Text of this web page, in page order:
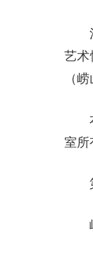
艺术
（
室所